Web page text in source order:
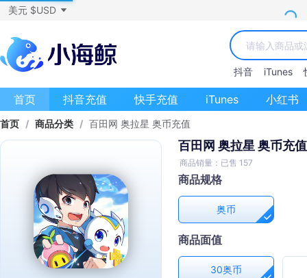
美元 $USD
抖音 iTunes
首页 抖音充值 快手充值 iTunes 小红书
首页 / 商品分类 / 百田网 奥拉星 奥币充值
百田网 奥拉星 奥币充值
商品销量：已售 157
商品规格
奥币
商品面值
30奥币